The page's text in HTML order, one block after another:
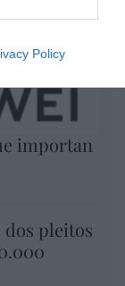
Policy
importan
dos pleitos